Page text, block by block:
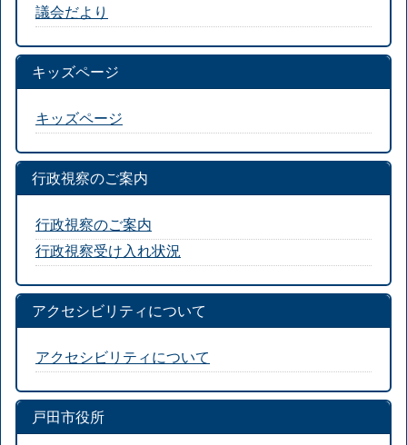
議会だより
キッズページ
キッズページ
行政視察のご案内
行政視察のご案内
行政視察受け入れ状況
アクセシビリティについて
アクセシビリティについて
戸田市役所